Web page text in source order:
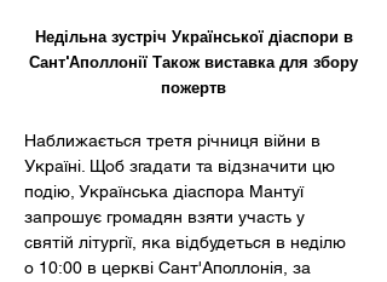
Недільна зустріч Української діаспори в
Сант'Аполлонії Також виставка для збору
пожертв
Наближається третя річниця війни в
Україні. Щоб згадати та відзначити цю
подію, Українська діаспора Мантуї
запрошує громадян взяти участь у
святій літургії, яка відбудеться в неділю
о 10:00 в церкві Сант'Аполлонія, за